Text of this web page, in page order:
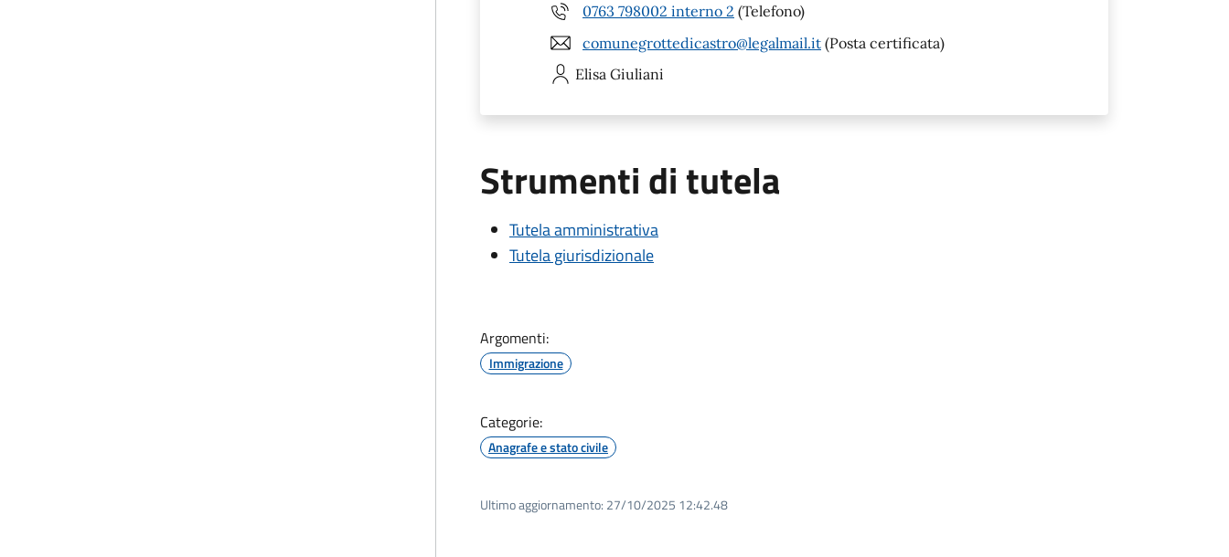
0763 798002 interno 2 (Telefono)
comunegrottedicastro@legalmail.it (Posta certificata)
Elisa Giuliani
Strumenti di tutela
Tutela amministrativa
Tutela giurisdizionale
Argomenti:
Immigrazione
Categorie:
Anagrafe e stato civile
Ultimo aggiornamento: 27/10/2025 12:42.48